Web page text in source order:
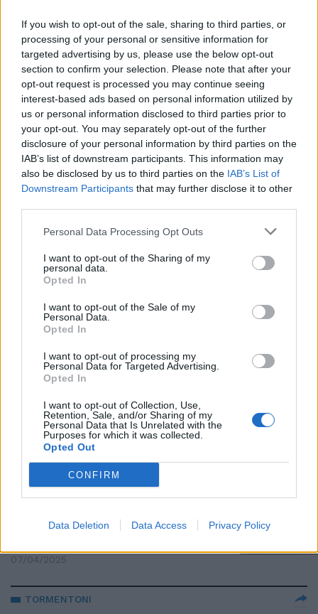
If you wish to opt-out of the sale, sharing to third parties, or
processing of your personal or sensitive information for
targeted advertising by us, please use the below opt-out
section to confirm your selection. Please note that after your
opt-out request is processed you may continue seeing
interest-based ads based on personal information utilized by
us or personal information disclosed to third parties prior to
your opt-out. You may separately opt-out of the further
disclosure of your personal information by third parties on the
IAB’s list of downstream participants. This information may
also be disclosed by us to third parties on the IAB’s List of
Downstream Participants that may further disclose it to other
Personal Data Processing Opt Outs
I want to opt-out of the Sharing of my
personal data.
Opted In
I want to opt-out of the Sale of my
Personal Data.
Opted In
I want to opt-out of processing my
Personal Data for Targeted Advertising.
Opted In
I want to opt-out of Collection, Use,
Retention, Sale, and/or Sharing of my
Personal Data that Is Unrelated with the
Purposes for which it was collected.
Opted Out
CONFIRM
Data Deletion Data Access Privacy Policy
EDICOLA ARTISTI
Il progetto solista di Cristiano
Godano: "Le mie canzoni con
l'energia live"
28/04/2025
L'EDICOLA DEGLI ARTISTI
Michele Bravi fa il regista: "Sul
nonno"
18/04/2025
L'EDICOLA DEGLI ARTISTI
la mia svolta interiore»
15/04/2025
EDICOLA DEGLI ARTISTI
commedia musicale in
romanesco"
09/04/2025
EDICOLA DEGLI ARTISTI
testamento". Il sogno di Roby
07/04/2025
TORMENTONI